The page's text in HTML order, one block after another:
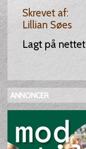
Skrevet af:
Lillian Søes
Lagt på
ANNONCER